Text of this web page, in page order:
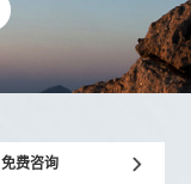
免费咨询